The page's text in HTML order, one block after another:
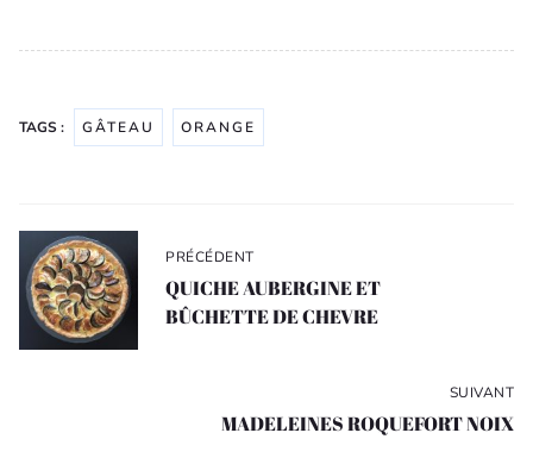
TAGS : GÂTEAU ORANGE
de
l’article
PRÉCÉDENT
QUICHE AUBERGINE ET
BÛCHETTE DE CHEVRE
SUIVANT
MADELEINES ROQUEFORT NOIX